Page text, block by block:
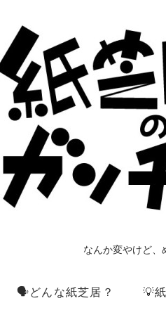
なんか変やけど、
🗣️どんな紙芝居？ 💡